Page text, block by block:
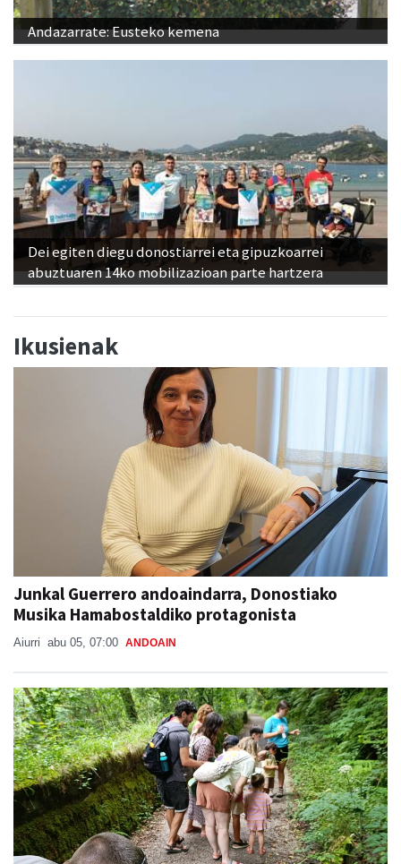
Andazarrate: Eusteko kemena
Dei egiten diegu donostiarrei eta gipuzkoarrei
abuztuaren 14ko mobilizazioan parte hartzera
Ikusienak
Junkal Guerrero andoaindarra, Donostiako
Musika Hamabostaldiko protagonista
Aiurri abu 05, 07:00 ANDOAIN